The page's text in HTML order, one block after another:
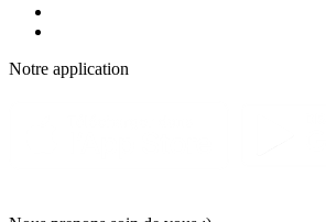
Notre application